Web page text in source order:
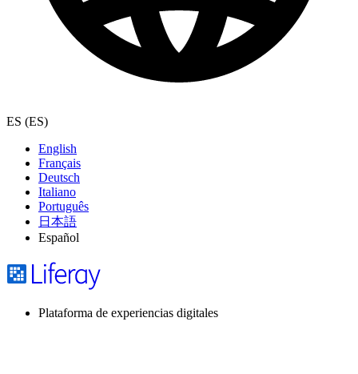
ES (ES)
English
Français
Deutsch
Italiano
Português
日本語
Español
Plataforma de experiencias digitales